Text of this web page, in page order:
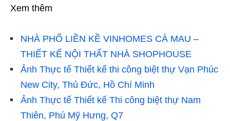
Xem thêm
NHÀ PHỐ LIỀN KỀ VINHOMES CÀ MAU –
THIẾT KẾ NỘI THẤT NHÀ SHOPHOUSE
Ảnh Thực tế Thiết kế thi công biệt thự Vạn Phúc
New City, Thủ Đức, Hồ Chí Minh
Ảnh Thực tế Thiết kế Thi công biệt thự Nam
Thiên, Phú Mỹ Hưng, Q7